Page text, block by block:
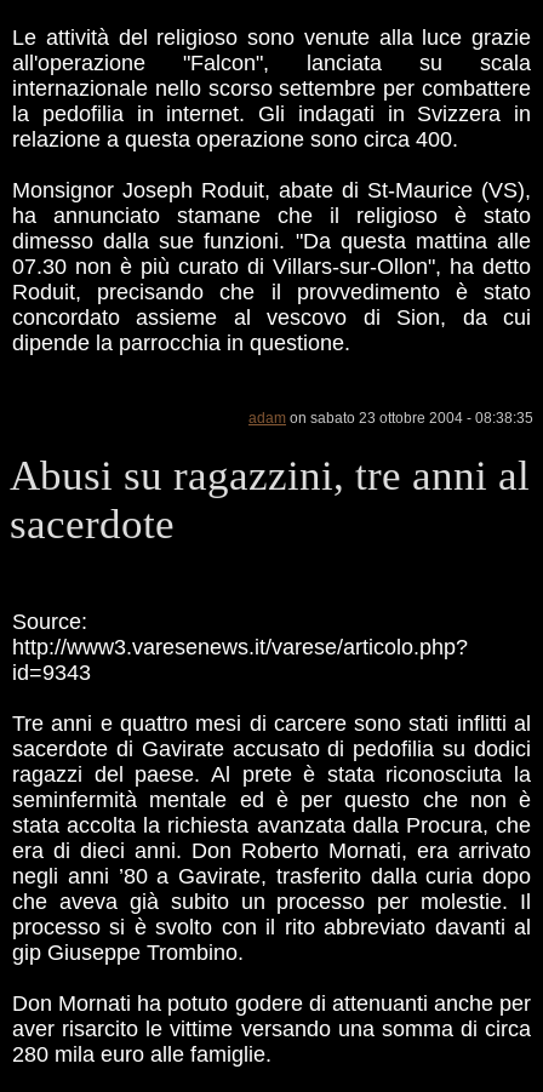
Le attività del religioso sono venute alla luce grazie
all'operazione "Falcon", lanciata su scala
internazionale nello scorso settembre per combattere
la pedofilia in internet. Gli indagati in Svizzera in
relazione a questa operazione sono circa 400.
Monsignor Joseph Roduit, abate di St-Maurice (VS),
ha annunciato stamane che il religioso è stato
dimesso dalla sue funzioni. "Da questa mattina alle
07.30 non è più curato di Villars-sur-Ollon", ha detto
Roduit, precisando che il provvedimento è stato
concordato assieme al vescovo di Sion, da cui
dipende la parrocchia in questione.
adam on sabato 23 ottobre 2004 - 08:38:35
Abusi su ragazzini, tre anni al
sacerdote
Source:
http://www3.varesenews.it/varese/articolo.php?
id=9343
Tre anni e quattro mesi di carcere sono stati inflitti al
sacerdote di Gavirate accusato di pedofilia su dodici
ragazzi del paese. Al prete è stata riconosciuta la
seminfermità mentale ed è per questo che non è
stata accolta la richiesta avanzata dalla Procura, che
era di dieci anni. Don Roberto Mornati, era arrivato
negli anni ’80 a Gavirate, trasferito dalla curia dopo
che aveva già subito un processo per molestie. Il
processo si è svolto con il rito abbreviato davanti al
gip Giuseppe Trombino.
Don Mornati ha potuto godere di attenuanti anche per
aver risarcito le vittime versando una somma di circa
280 mila euro alle famiglie.